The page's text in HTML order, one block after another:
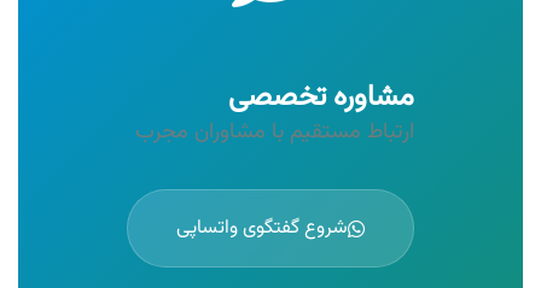
مشاوره تخصصی
ارتباط مستقیم با مشاوران مجرب
شروع گفتگوی واتساپی